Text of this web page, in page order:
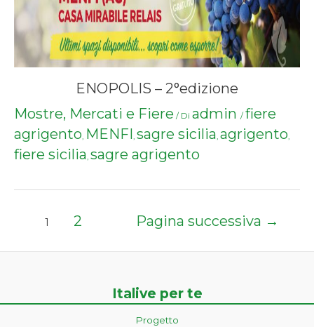
ENOPOLIS – 2°edizione
Mostre, Mercati e Fiere / Di admin /fiere
agrigento, MENFI, sagre sicilia, agrigento,
fiere sicilia, sagre agrigento
1 2 Pagina successiva →
Italive per te
Progetto